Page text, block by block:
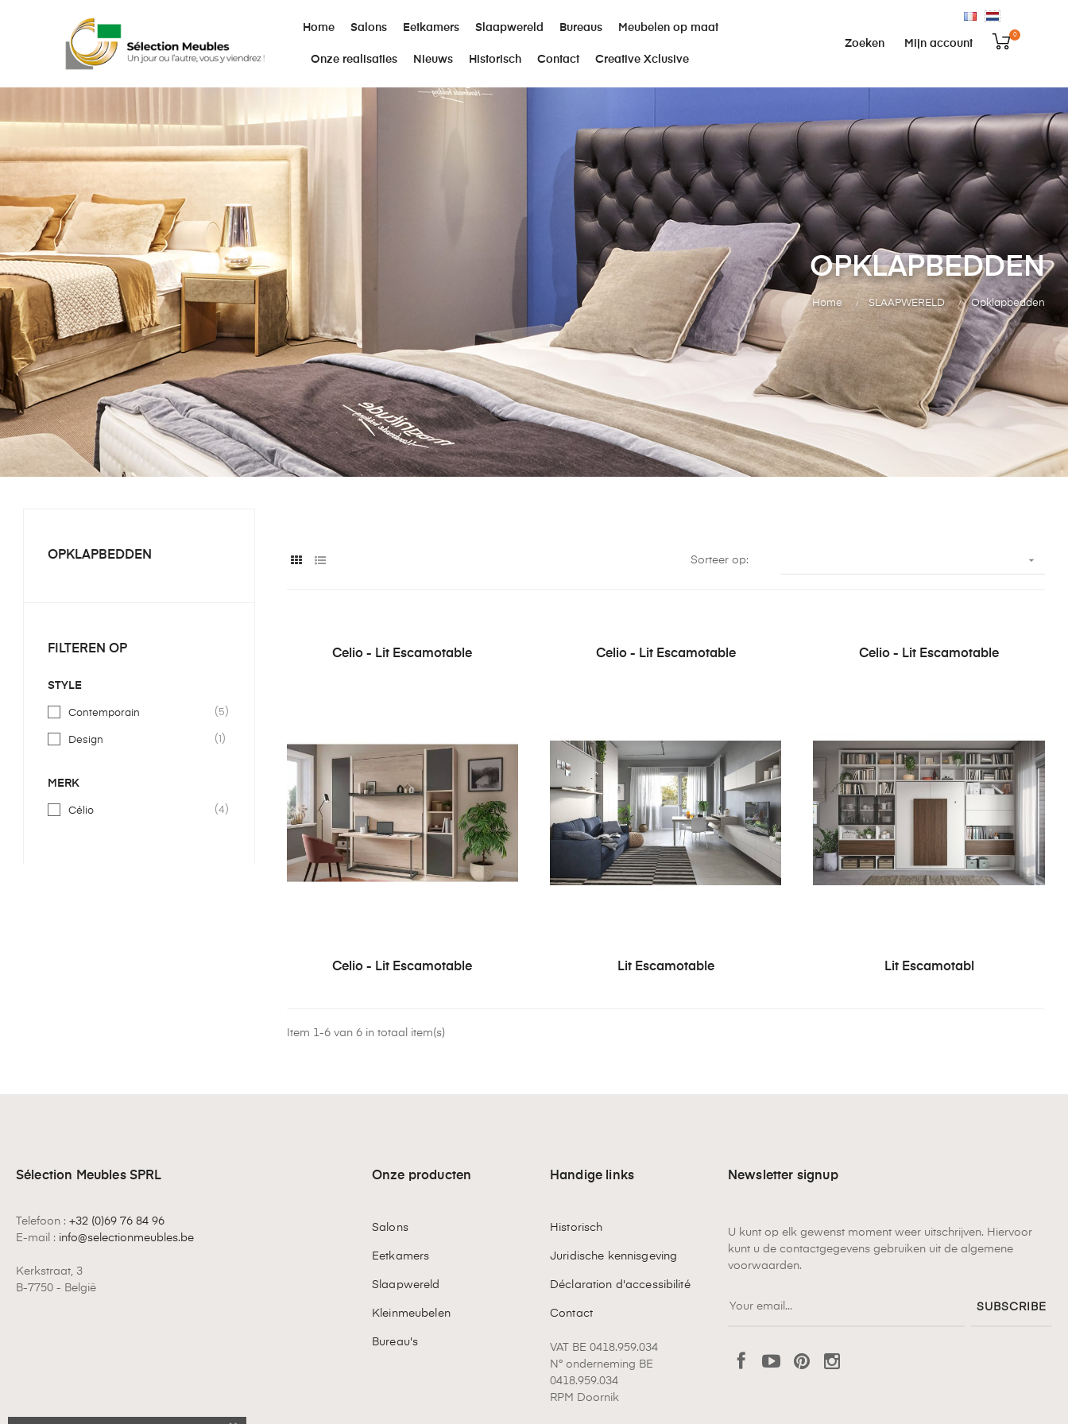
Home Salons Eetkamers Slaapwereld Bureaus Meubelen op maat
Onze realisaties Nieuws Historisch Contact Creative Xclusive
0
Mijn account
Zoeken
OPKLAPBEDDEN
Home SLAAPWERELD Opklapbedden
OPKLAPBEDDEN
FILTEREN OP
STYLE
Contemporain (5)
Design (1)
MERK
Célio (4)
Sorteer op: 
Celio - Lit Escamotable Celio - Lit Escamotable Celio - Lit Escamotable
Celio - Lit Escamotable Lit Escamotable Lit Escamotabl
Item 1-6 van 6 in totaal item(s)
Sélection Meubles SPRL
Telefoon : +32 (0)69 76 84 96
E-mail : info@selectionmeubles.be
Kerkstraat, 3
B-7750 - België
Onze producten
Salons
Eetkamers
Slaapwereld
Kleinmeubelen
Bureau's
Handige links
Historisch
Juridische kennisgeving
Déclaration d'accessibilité
Contact
VAT BE 0418.959.034
N° onderneming BE
0418.959.034
RPM Doornik
Newsletter signup
U kunt op elk gewenst moment weer uitschrijven. Hiervoor
kunt u de contactgegevens gebruiken uit de algemene
voorwaarden.
SUBSCRIBE
FacebookYouTubePinterest